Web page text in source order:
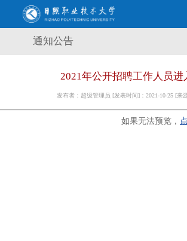
通知公告
2021年公开招聘工作人员
发布者：超级管理员 [发表时间]：2021-10-25 [
如果无法预览，